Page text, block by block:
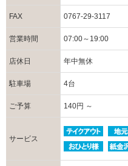
FAX 0767-29-3117
営業時間 07:00～19:00
店休日 年中無休
駐車場 4台
ご予算 140円 ～
サービス